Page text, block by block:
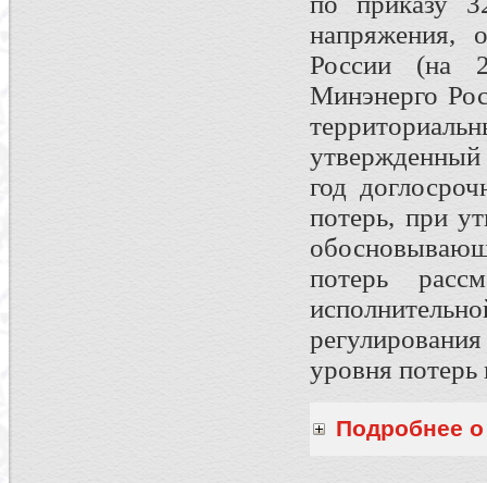
напряжения,
России (на
Минэнерго
год
потерь, при
потерь
уровня
Подробнее о